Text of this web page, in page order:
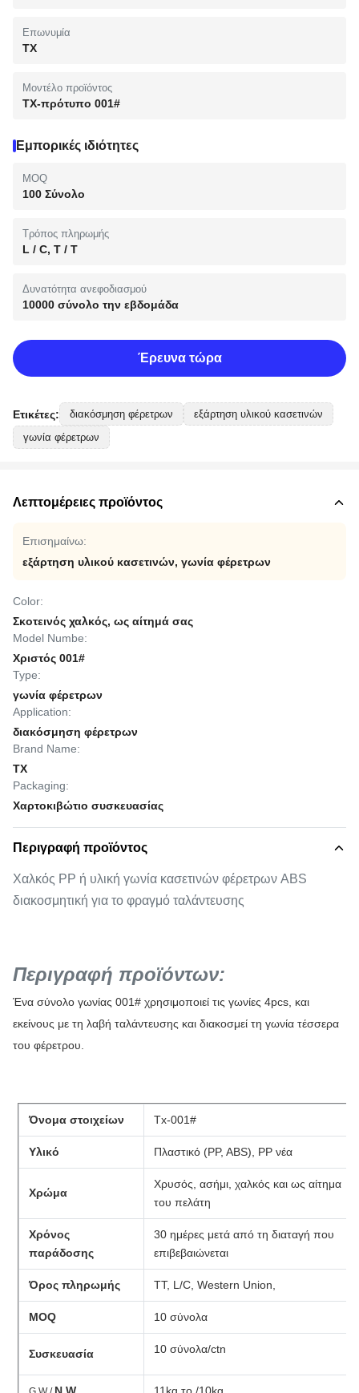
Επωνυμία
TX
Μοντέλο προϊόντος
TX-πρότυπο 001#
Εμπορικές ιδιότητες
MOQ
100 Σύνολο
Τρόπος πληρωμής
L / C, T / T
Δυνατότητα ανεφοδιασμού
10000 σύνολο την εβδομάδα
Έρευνα τώρα
Ετικέτες: διακόσμηση φέρετρων
εξάρτηση υλικού κασετινών
γωνία φέρετρων
Λεπτομέρειες προϊόντος
Επισημαίνω:
εξάρτηση υλικού κασετινών, γωνία φέρετρων
Color:
Σκοτεινός χαλκός, ως αίτημά σας
Model Numbe:
Χριστός 001#
Type:
γωνία φέρετρων
Application:
διακόσμηση φέρετρων
Brand Name:
TX
Packaging:
Χαρτοκιβώτιο συσκευασίας
Περιγραφή προϊόντος
Χαλκός PP ή υλική γωνία κασετινών φέρετρων ABS
διακοσμητική για το φραγμό ταλάντευσης
Περιγραφή προϊόντων:
Ένα σύνολο γωνίας 001# χρησιμοποιεί τις γωνίες 4pcs, και
εκείνους με τη λαβή ταλάντευσης και διακοσμεί τη γωνία τέσσερα
του φέρετρου.
Όνομα στοιχείων Tx-001#
Υλικό Πλαστικό (PP, ABS), PP νέα
Χρώμα
Χρυσός, ασήμι, χαλκός και ως αίτημα
του πελάτη
Χρόνος
παράδοσης
30 ημέρες μετά από τη διαταγή που
επιβεβαιώνεται
Όρος πληρωμής TT, L/C, Western Union,
MOQ 10 σύνολα
Συσκευασία 10 σύνολα/ctn